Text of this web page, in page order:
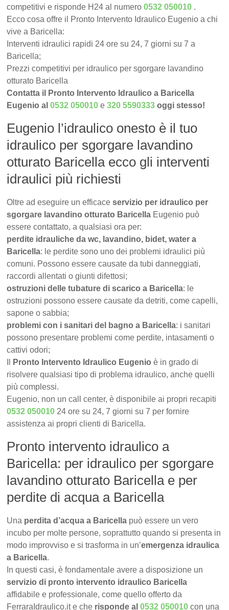
competitivi e risponde H24 al numero0532 050010 .
Ecco cosa offre il Pronto Intervento Idraulico Eugenio a chi
vive a Baricella:
Interventi idraulici rapidi 24 ore su 24, 7 giorni su 7 a
Baricella;
Prezzi competitivi per idraulico per sgorgare lavandino
otturato Baricella
Contatta il Pronto Intervento Idraulico a Baricella
Eugenio al0532 050010 e320 5590333 oggi stesso!
Eugenio l’idraulico onesto è il tuo
idraulico per sgorgare lavandino
otturato Baricella ecco gli interventi
idraulici più richiesti
Oltre ad eseguire un efficaceservizio per idraulico per
sgorgare lavandino otturato Baricella Eugenio può
essere contattato, a qualsiasi ora per:
perdite idrauliche da wc, lavandino, bidet, water a
Baricella: le perdite sono uno dei problemi idraulici più
comuni. Possono essere causate da tubi danneggiati,
raccordi allentati o giunti difettosi;
ostruzioni delle tubature di scarico a Baricella: le
ostruzioni possono essere causate da detriti, come capelli,
sapone o sabbia;
problemi con i sanitari del bagno a Baricella: i sanitari
possono presentare problemi come perdite, intasamenti o
cattivi odori;
Pronto Intervento Idraulico Eugenio è in grado di
risolvere qualsiasi tipo di problema idraulico, anche quelli
più complessi.
Eugenio, non un call center, è disponibile ai propri recapiti
0532 050010 24 ore su 24, 7 giorni su 7 per fornire
assistenza ai propri clienti di Baricella.
Pronto intervento idraulico a
Baricella: per idraulico per sgorgare
lavandino otturato Baricella e per
perdite di acqua a Baricella
Una perdita d’acqua a Baricella può essere un vero
incubo per molte persone, soprattutto quando si presenta in
modo improvviso e si trasforma in un’emergenza idraulica
a Baricella.
In questi casi, è fondamentale avere a disposizione un
servizio di pronto intervento idraulico Baricella
affidabile e professionale, come quello offerto da
FerraraIdraulico.it e che risponde al0532 050010 con una